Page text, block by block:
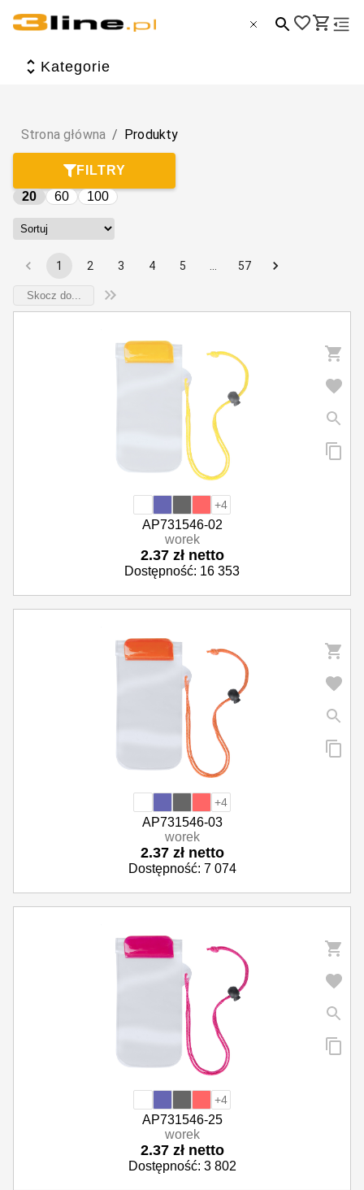
Kategorie
Wszystkie produkty
Dzieci i zabawa
Torby, plecaki, walizki i portfele
Tematyczne
Sport, hobby i wypoczynek
Elektronika i akcesoria
Parasole reklamowe
Strona główna / Produkty
FILTRY
20
60 100
1 2 3 4 5 57
+4
AP731546-02
worek
2.37 zł netto
Dostępność: 16 353
+4
AP731546-03
worek
2.37 zł netto
Dostępność: 7 074
+4
AP731546-25
worek
2.37 zł netto
Dostępność: 3 802